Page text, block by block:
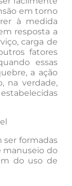
em torno
à medida
resposta a
carga de
fatores
essas
a ação
na verdade,
ser formadas
manuseio do
do uso de